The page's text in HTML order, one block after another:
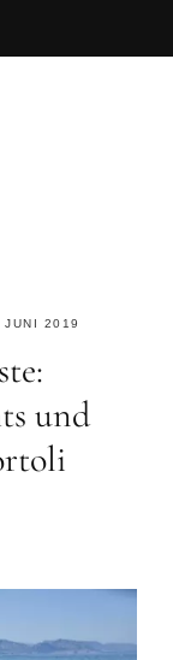
JUNI 2019
und